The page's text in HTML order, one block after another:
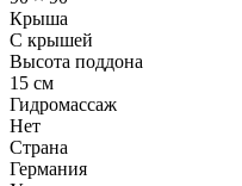
Крыша
С крышей
Высота поддона
15 см
Гидромассаж
Нет
Страна
Германия